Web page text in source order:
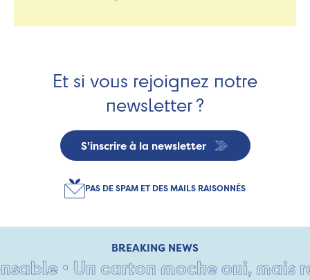
Et si vous rejoignez notre
newsletter ?
S'inscrire à la newsletter
PAS DE SPAM ET DES MAILS RAISONNÉS
BREAKING NEWS
• Un carton moche oui, mais